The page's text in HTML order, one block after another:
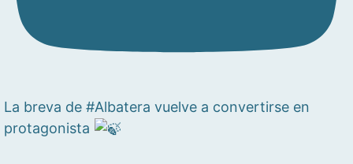
La breva de #Albatera vuelve a convertirse en
protagonista